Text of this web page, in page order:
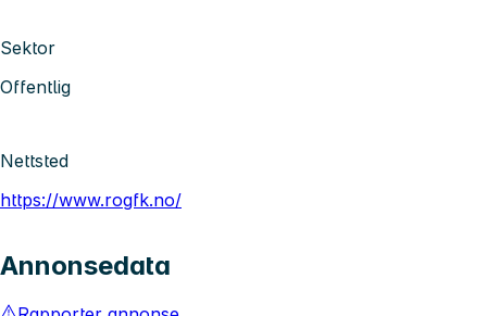
Sektor
Offentlig
Nettsted
https://www.rogfk.no/
Annonsedata